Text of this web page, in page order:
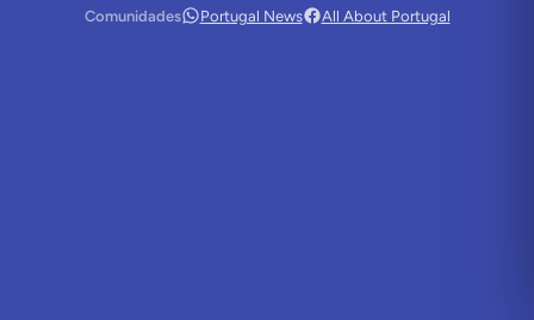
Comunidades Portugal News All About Portugal